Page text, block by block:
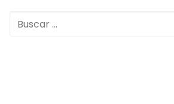
Buscar: